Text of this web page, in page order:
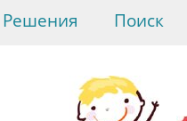
Решения Поиск